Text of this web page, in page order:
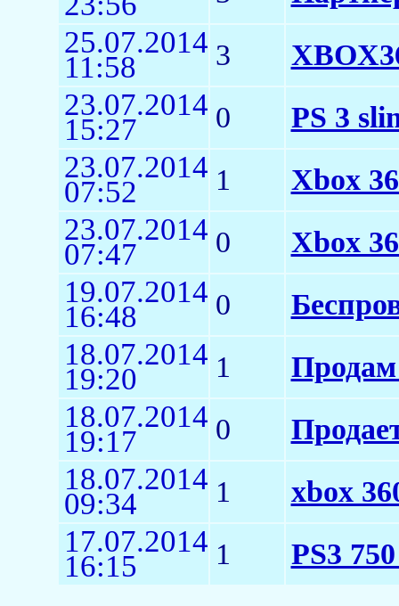
25.07.2014
11:58 3
23.07.2014
15:27 0 PS 3
23.07.2014
07:52 1 Xbox
23.07.2014
07:47 0 Xbox
19.07.2014
16:48 0
18.07.2014
19:20 1
18.07.2014
19:17 0
18.07.2014
09:34 1 xbox
17.07.2014
16:15 1 PS3